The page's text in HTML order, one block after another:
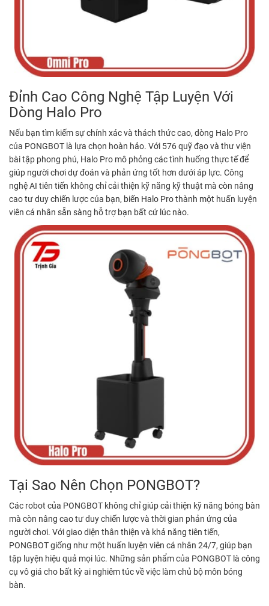
Đỉnh Cao Công Nghệ Tập Luyện Với
Dòng Halo Pro
Nếu bạn tìm kiếm sự chính xác và thách thức cao, dòng Halo Pro
của PONGBOT là lựa chọn hoàn hảo. Với 576 quỹ đạo và thư viện
bài tập phong phú, Halo Pro mô phỏng các tình huống thực tế để
giúp người chơi dự đoán và phản ứng tốt hơn dưới áp lực. Công
nghệ AI tiên tiến không chỉ cải thiện kỹ năng kỹ thuật mà còn nâng
cao tư duy chiến lược của bạn, biến Halo Pro thành một huấn luyện
viên cá nhân sẵn sàng hỗ trợ bạn bất cứ lúc nào.
Tại Sao Nên Chọn PONGBOT?
Các robot của PONGBOT không chỉ giúp cải thiện kỹ năng bóng bàn
mà còn nâng cao tư duy chiến lược và thời gian phản ứng của
người chơi. Với giao diện thân thiện và khả năng tiên tiến,
PONGBOT giống như một huấn luyện viên cá nhân 24/7, giúp bạn
tập luyện hiệu quả mọi lúc. Những sản phẩm của PONGBOT là công
cụ vô giá cho bất kỳ ai nghiêm túc về việc làm chủ bộ môn bóng
bàn.